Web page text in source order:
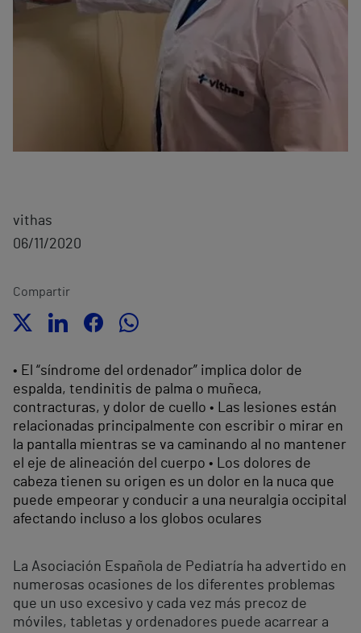
vithas
06/11/2020
Compartir
• El “síndrome del ordenador” implica dolor de
espalda, tendinitis de palma o muñeca,
contracturas, y dolor de cuello • Las lesiones están
relacionadas principalmente con escribir o mirar en
la pantalla mientras se va caminando al no mantener
el eje de alineación del cuerpo • Los dolores de
cabeza tienen su origen es un dolor en la nuca que
puede empeorar y conducir a una neuralgia occipital
afectando incluso a los globos oculares
La Asociación Española de Pediatría ha advertido en
numerosas ocasiones de los diferentes problemas
que un uso excesivo y cada vez más precoz de
móviles, tabletas y ordenadores puede acarrear a